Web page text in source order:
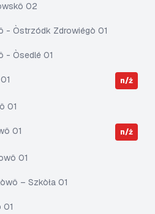
02
- Òstrzódk Zdrowiégò 01
- Òsedlé 01
n/ż
01
01 n/ż
01
– Szkòła 01
01